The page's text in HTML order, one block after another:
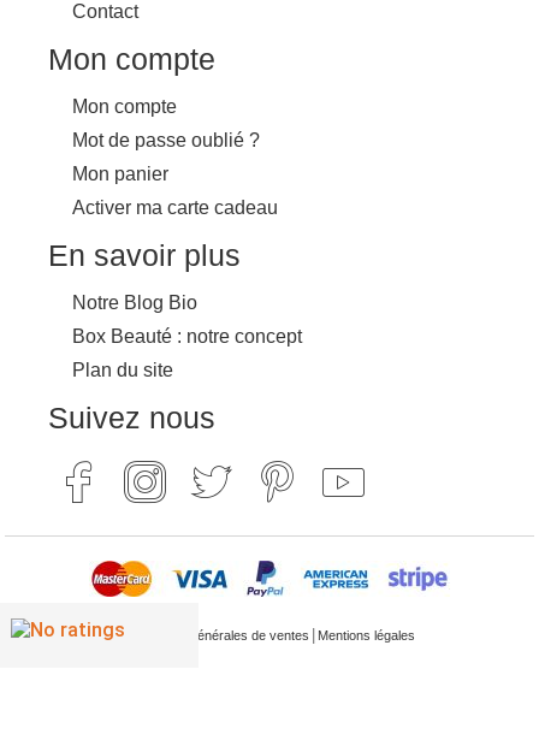
Contact
Mon compte
Mon compte
Mot de passe oublié ?
Mon panier
Activer ma carte cadeau
En savoir plus
Notre Blog Bio
Box Beauté : notre concept
Plan du site
Suivez nous
Conditions générales de ventes Mentions légales